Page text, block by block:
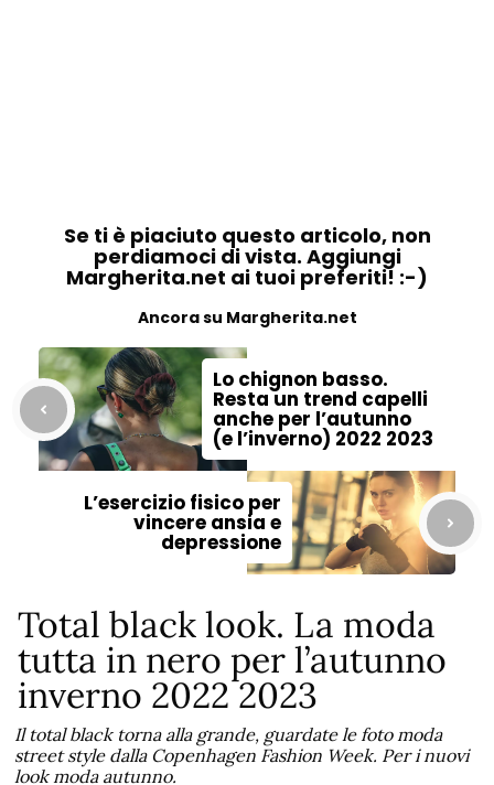
Se ti è piaciuto questo articolo, non
perdiamoci di vista. Aggiungi
Margherita.net ai tuoi preferiti! :-)
Ancora su Margherita.net
Lo chignon basso.
Resta un trend capelli
anche per l’autunno
(e l’inverno) 2022 2023
L’esercizio fisico per
vincere ansia e
depressione
Total black look. La moda
tutta in nero per l’autunno
inverno 2022 2023
Il total black torna alla grande, guardate le foto moda
street style dalla Copenhagen Fashion Week. Per i nuovi
look moda autunno.